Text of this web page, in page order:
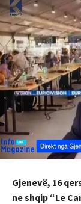
Gjenevë, 16
ne shqip “Le